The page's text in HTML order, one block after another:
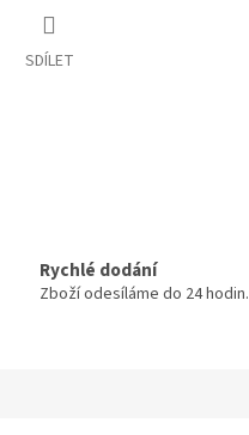
SDÍLET
Rychlé dodání
Zboží odesíláme do 24 hodin.